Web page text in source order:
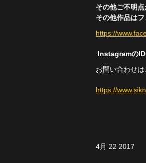
その他ご不明
その他作品は
https://
Instagram
お問い合わせは
https://
4月 22 2017